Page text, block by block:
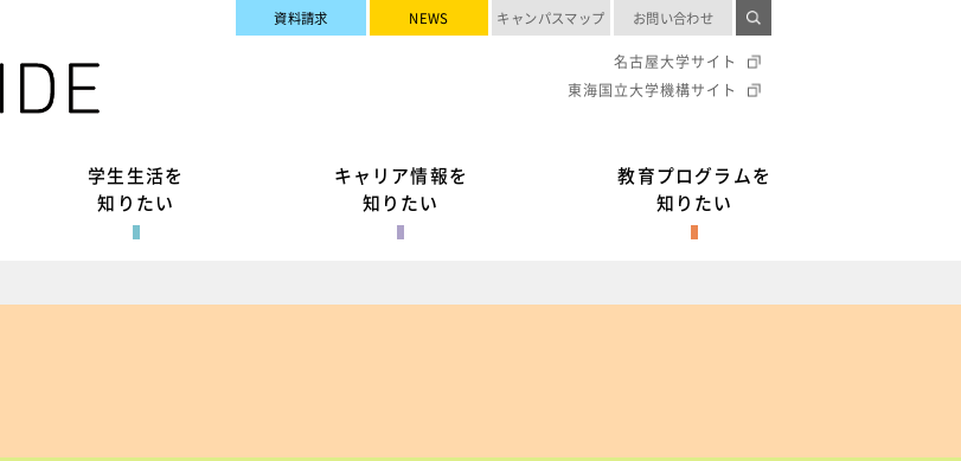
学生生活を
知りたい
キャリア情報を
知りたい
教育プログラムを
知りたい
資料請求 NEWS キャンパスマップ お問い合わせ
名古屋大学サイト
東海国立大学機構サイト